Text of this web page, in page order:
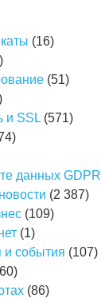
(16)
(51)
и SSL (571)
данных GDPR
(2 387)
(109)
(1)
и события (107)
(86)